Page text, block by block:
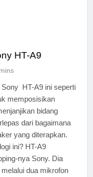
HT-A9
HT-A9 ini seperti
memposisikan
bidang
dari bagaimana
yang diterapkan.
ini? HT-A9
nya Sony. Dia
dua mikrofon